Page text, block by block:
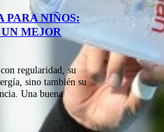
PARA NIÑOS:
MEJOR
regularidad, su
sino también su
Una buena